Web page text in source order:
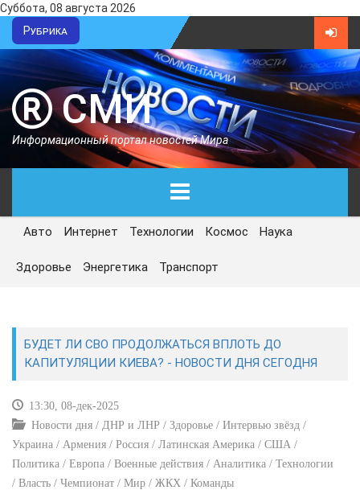
Суббота, 08 августа 2026
Рубрика
СМИ
Информационный портал новостей Мира
ГЛАВНАЯ
СЕГОДНЯ
ЭКОНОМИКА
СПОРТ
ВОЕННЫЕ ДЕЙСТВИЯ
Авто Интернет Технологии Космос Наука
Здоровье Энергетика Транспорт
БУДЕТ ЛИ СВО ПРОДОЛЖАТЬСЯ ВПЛОТЬ ДО
КАПИТУЛЯЦИИ КИЕВА? - НОВОСТИ ДНЯ СЕГОДНЯ
13:30, 08-дек-2025
Новости дня / ДНР и ЛНР / Здоровье / Интервью звёзд /
Украина / Армения / Россия / Латинская Америка / США /
Политика / Европа / Военные действия / Аналитика / Технологии
/ Власть / Чемпионат / Мир / ЖКХ / Команды